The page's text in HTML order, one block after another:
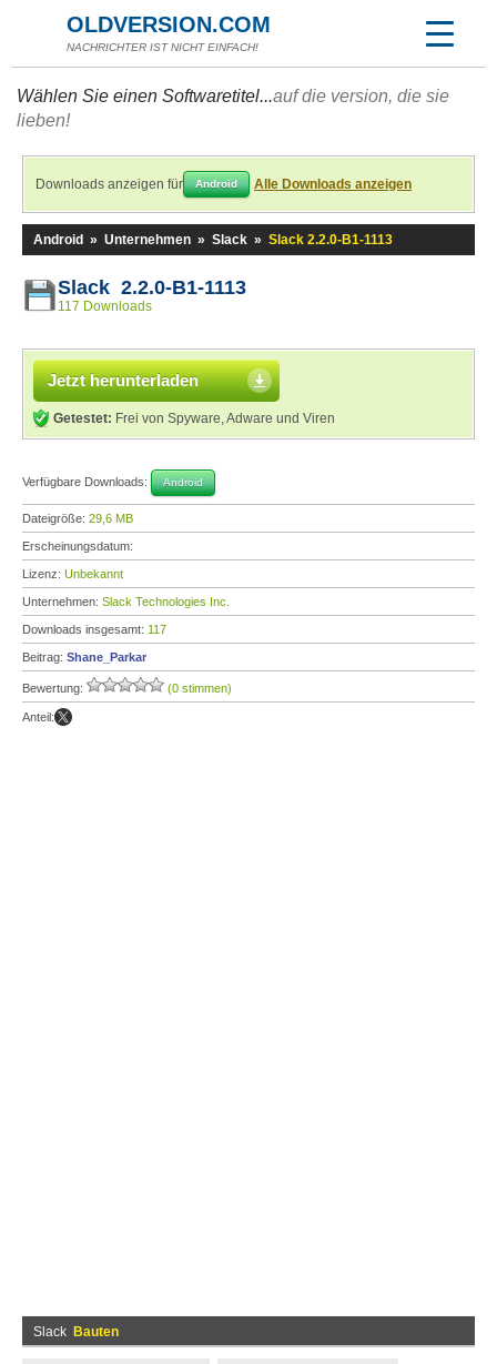
OLDVERSION.COM
NACHRICHTER IST NICHT EINFACH!
Wählen Sie einen Softwaretitel...auf die version, die sie
lieben!
Downloads anzeigen für Android Alle Downloads anzeigen
Android » Unternehmen » Slack » Slack 2.2.0-B1-1113
Slack 2.2.0-B1-1113
117 Downloads
Jetzt herunterladen
Getestet: Frei von Spyware, Adware und Viren
Verfügbare Downloads: Android
Dateigröße: 29,6 MB
Erscheinungsdatum:
Lizenz: Unbekannt
Unternehmen: Slack Technologies Inc.
Downloads insgesamt: 117
Beitrag: Shane_Parkar
Bewertung: (0 stimmen)
Anteil:
Slack Bauten